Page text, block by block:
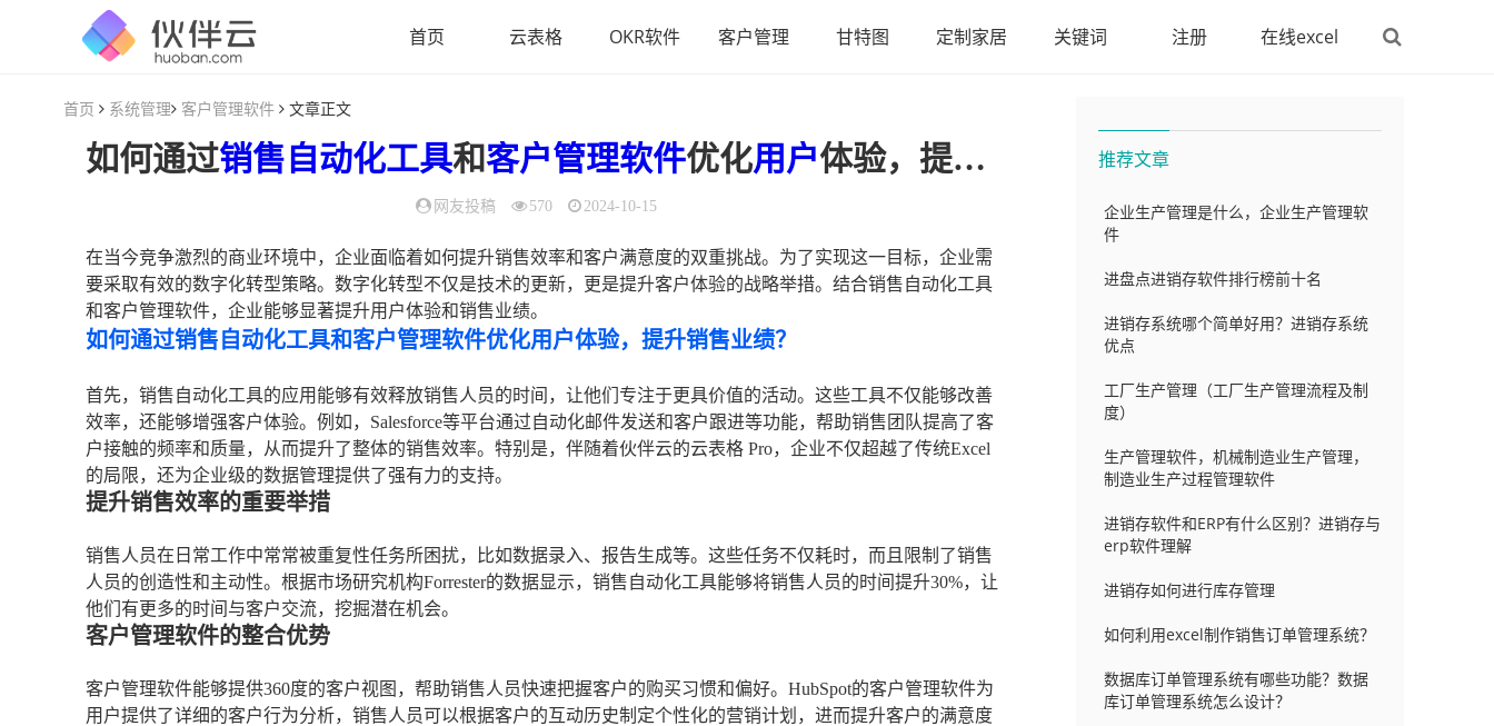
首页 云表格 OKR软件 客户管理 甘特图 定制家居 关键词 注册 在线excel
首页 系统管理 客户管理软件 文章正文
如何通过销售自动化工具和客户管理软件优化用户体验，提升销售业绩？
网友投稿 570 2024-10-15
在当今竞争激烈的商业环境中，企业面临着如何提升销售效率和客户满意度的双重挑战。为了实现这一目标，企业需
要采取有效的数字化转型策略。数字化转型不仅是技术的更新，更是提升客户体验的战略举措。结合销售自动化工具
和客户管理软件，企业能够显著提升用户体验和销售业绩。
如何通过销售自动化工具和客户管理软件优化用户体验，提升销售业绩？
首先，销售自动化工具的应用能够有效释放销售人员的时间，让他们专注于更具价值的活动。这些工具不仅能够改善
效率，还能够增强客户体验。例如，Salesforce等平台通过自动化邮件发送和客户跟进等功能，帮助销售团队提高了客
户接触的频率和质量，从而提升了整体的销售效率。特别是，伴随着伙伴云的云表格 Pro，企业不仅超越了传统Excel
的局限，还为企业级的数据管理提供了强有力的支持。
提升销售效率的重要举措
销售人员在日常工作中常常被重复性任务所困扰，比如数据录入、报告生成等。这些任务不仅耗时，而且限制了销售
人员的创造性和主动性。根据市场研究机构Forrester的数据显示，销售自动化工具能够将销售人员的时间提升30%，让
他们有更多的时间与客户交流，挖掘潜在机会。
客户管理软件的整合优势
客户管理软件能够提供360度的客户视图，帮助销售人员快速把握客户的购买习惯和偏好。HubSpot的客户管理软件为
用户提供了详细的客户行为分析，销售人员可以根据客户的互动历史制定个性化的营销计划，进而提升客户的满意度
推荐文章
企业生产管理是什么，企业生产管理软
件
进盘点进销存软件排行榜前十名
进销存系统哪个简单好用？进销存系统
优点
工厂生产管理（工厂生产管理流程及制
度）
生产管理软件，机械制造业生产管理，
制造业生产过程管理软件
进销存软件和ERP有什么区别？进销存与
erp软件理解
进销存如何进行库存管理
如何利用excel制作销售订单管理系统？
数据库订单管理系统有哪些功能？数据
库订单管理系统怎么设计？